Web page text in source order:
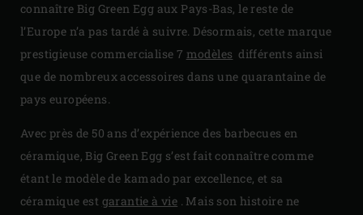
connaître Big Green Egg aux Pays-Bas, le reste de
l’Europe n’a pas tardé à suivre. Désormais, cette marque
prestigieuse commercialise 7 modèles différents ainsi
que de nombreux accessoires dans une quarantaine de
pays européens.
Avec près de 50 ans d’expérience des barbecues en
céramique, Big Green Egg s’est fait connaître comme
étant le modèle de kamado par excellence, et sa
céramique est garantie à vie . Mais son histoire ne